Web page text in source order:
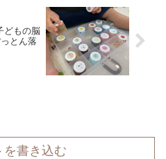
どもの脳
とん落
を書き込む